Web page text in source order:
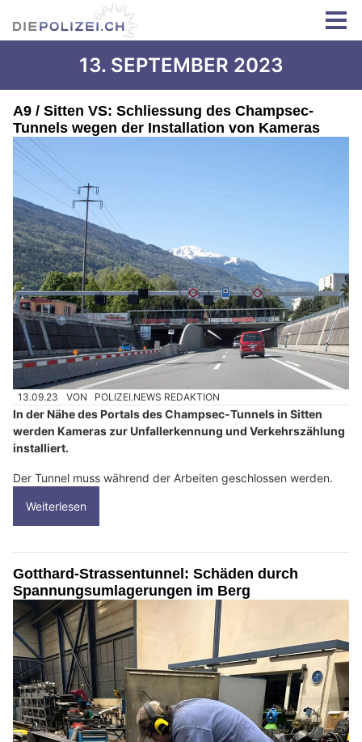
13. SEPTEMBER 2023
A9 / Sitten VS: Schliessung des Champsec-
Tunnels wegen der Installation von Kameras
13.09.23 VON POLIZEI.NEWS REDAKTION
In der Nähe des Portals des Champsec-Tunnels in Sitten
werden Kameras zur Unfallerkennung und Verkehrszählung
installiert.
Der Tunnel muss während der Arbeiten geschlossen werden.
Weiterlesen
Gotthard-Strassentunnel: Schäden durch
Spannungsumlagerungen im Berg